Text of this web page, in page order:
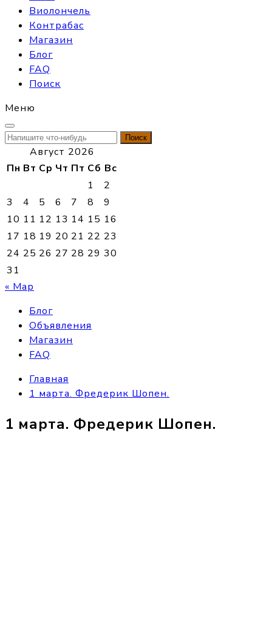
Виолончель
Контрабас
Магазин
Блог
FAQ
Поиск
Меню
Найти:
Август 2026
Пн Вт Ср Чт Пт Сб Вс
1
2
3
4 5 6 7 8
9
10 11 12 13 14 15 16
17 18 19 20 21 22 23
24 25 26 27 28 29 30
31
« Мар
Блог
Объявления
Магазин
FAQ
Главная
1 марта. Фредерик Шопен.
1 марта. Фредерик Шопен.